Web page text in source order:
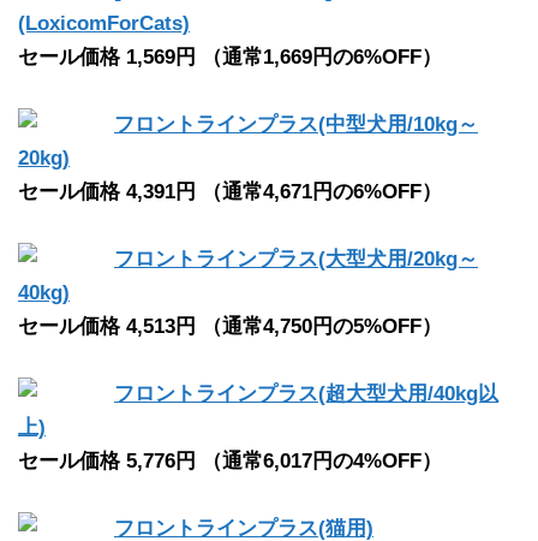
(LoxicomForCats)
セール価格 1,569円 （通常1,669円の6%OFF）
フロントラインプラス(中型犬用/10kg～
20kg)
セール価格 4,391円 （通常4,671円の6%OFF）
フロントラインプラス(大型犬用/20kg～
40kg)
セール価格 4,513円 （通常4,750円の5%OFF）
フロントラインプラス(超大型犬用/40kg以
上)
セール価格 5,776円 （通常6,017円の4%OFF）
フロントラインプラス(猫用)